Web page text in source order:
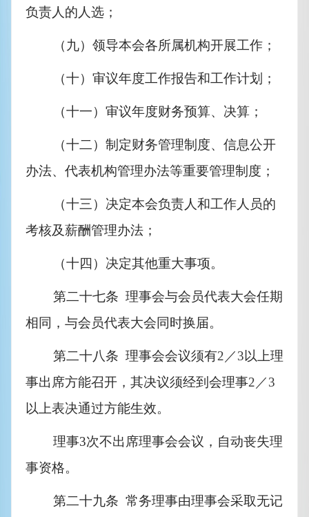
负责人的人选；
（九）领导本会各所属机构开展工作；
（十）审议年度工作报告和工作计划；
（十一）审议年度财务预算、决算；
（十二）制定财务管理制度、信息公开
办法、代表机构管理办法等重要管理制度；
（十三）决定本会负责人和工作人员的
考核及薪酬管理办法；
（十四）决定其他重大事项。
第二十七条  理事会与会员代表大会任期
相同，与会员代表大会同时换届。
第二十八条  理事会会议须有2／3以上理
事出席方能召开，其决议须经到会理事2／3
以上表决通过方能生效。
理事3次不出席理事会会议，自动丧失理
事资格。
第二十九条  常务理事由理事会采取无记